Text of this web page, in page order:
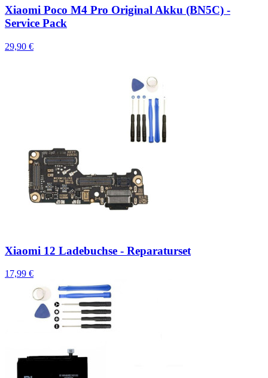
Xiaomi Poco M4 Pro Original Akku (BN5C) -
Service Pack
29,90 €
Xiaomi 12 Ladebuchse - Reparaturset
17,99 €